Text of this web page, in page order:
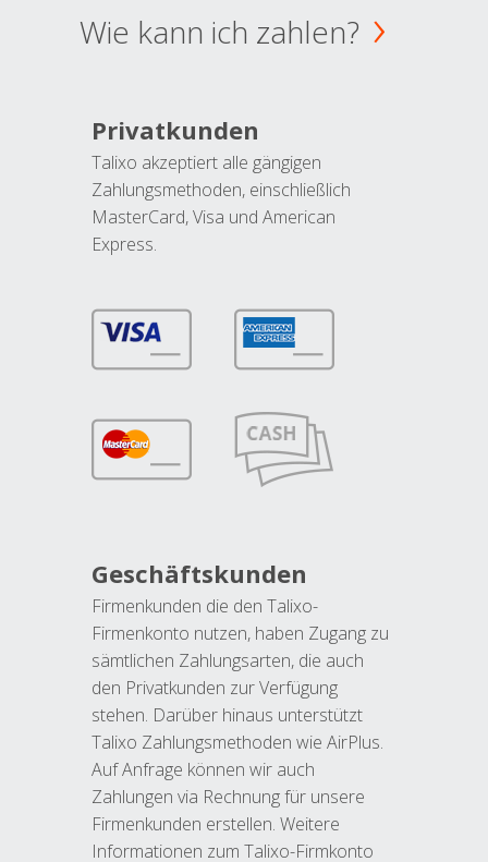
Wie kann ich zahlen?
Privatkunden
Talixo akzeptiert alle gängigen
Zahlungsmethoden, einschließlich
MasterCard, Visa und American
Express.
Geschäftskunden
Firmenkunden die den Talixo-
Firmenkonto nutzen, haben Zugang zu
sämtlichen Zahlungsarten, die auch
den Privatkunden zur Verfügung
stehen. Darüber hinaus unterstützt
Talixo Zahlungsmethoden wie AirPlus.
Auf Anfrage können wir auch
Zahlungen via Rechnung für unsere
Firmenkunden erstellen. Weitere
Informationen zum Talixo-Firmkonto